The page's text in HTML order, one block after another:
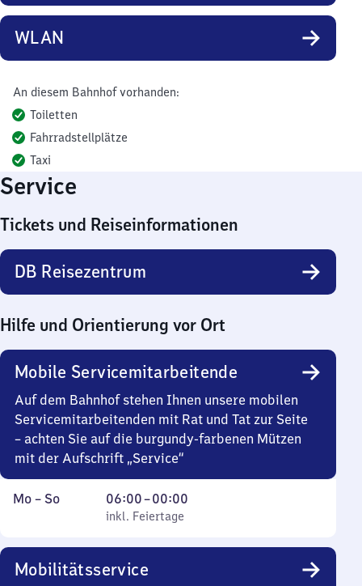
WLAN
An diesem Bahnhof vorhanden:
Toiletten
Fahrradstellplätze
Taxi
Service
Tickets und Reiseinformationen
DB Reisezentrum
Hilfe und Orientierung vor Ort
Mobile Servicemitarbeitende
Auf dem Bahnhof stehen Ihnen unsere mobilen
Servicemitarbeitenden mit Rat und Tat zur Seite
– achten Sie auf die burgundy-farbenen Mützen
mit der Aufschrift „Service“
Montag
Mo – So,
inkl. Feiertage
06:00–00:00
Von
6
0
inkl. Feiertage
Mobilitätsservice